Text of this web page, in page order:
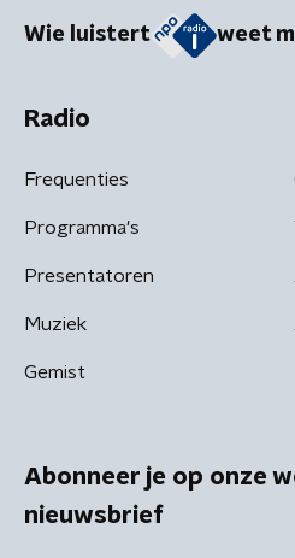
Wie luistert weet
Radio
Frequenties
Programma's
Presentatoren
Muziek
Gemist
Abonneer je op onze
nieuwsbrief